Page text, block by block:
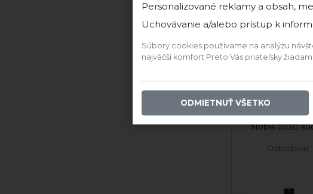
PRIDAŤ DO KOŠÍKA
10,16 €
PRIDAŤ DO
Tokajský výber 6-
putňový 2003 sladké
Abbrevio
Nobis 2020
Ostrožovič
Personalizované reklamy a obsah,
Uchovávanie a/alebo prístup k
Súbory cookies používame na analýzu
najväčší komfort Preto Vás priateľsky
ODMIETNUŤ VŠETKO